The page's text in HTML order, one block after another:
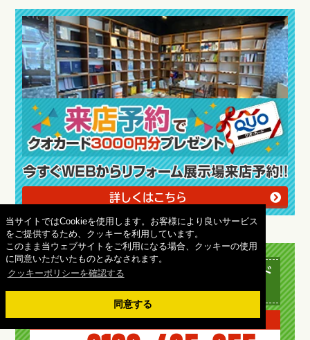
当サイトではCookieを使用します。お客様により良いサービス
をご提供するため、クッキーを利用しています。
このまま当ウェブサイトをご利用になる場合、クッキーの使用
に同意いただいたものとみなされます。
クッキーポリシーを確認する
同意する
詳しくはこちら
ご質問・ご相談にプロの外壁塗装アド
バイザーがお答え致します！
タップですぐにお電話できます